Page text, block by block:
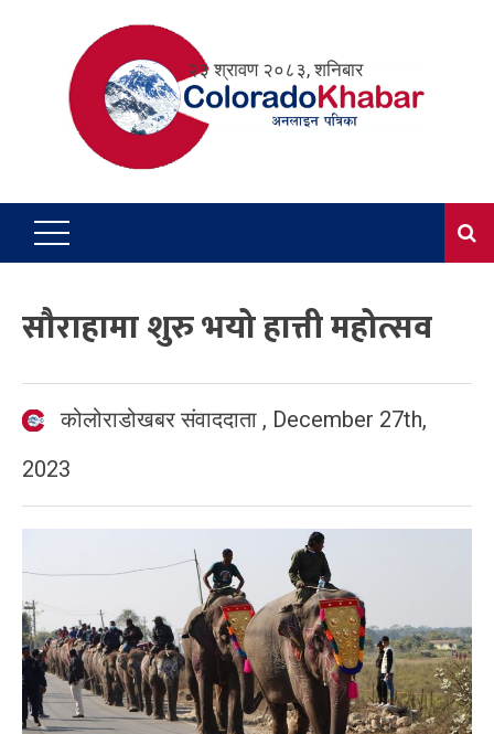
२३ श्रावण २०८३, शनिबार
सौराहामा शुरु भयो हात्ती महोत्सव
कोलोराडोखबर संवाददाता , December 27th,
2023